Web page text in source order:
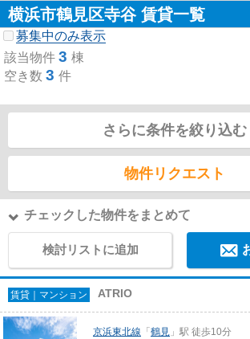
横浜市鶴見区寺谷 賃貸一覧
募集中のみ表示
該当物件 3 棟
空き数 3 件
さらに条件を絞り込む
物件リクエスト
チェックした物件をまとめて
検討リストに追加
賃貸｜マンション ATRIO
京浜東北線 「 鶴見 」駅 徒歩10分